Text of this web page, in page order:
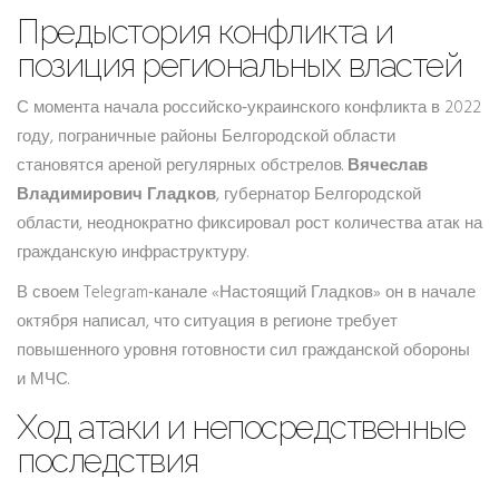
Предыстория конфликта и
позиция региональных властей
С момента начала российско‑украинского конфликта в 2022
году, пограничные районы Белгородской области
становятся ареной регулярных обстрелов. Вячеслав
Владимирович Гладков, губернатор Белгородской
области, неоднократно фиксировал рост количества атак на
гражданскую инфраструктуру.
В своем Telegram‑канале «Настоящий Гладков» он в начале
октября написал, что ситуация в регионе требует
повышенного уровня готовности сил гражданской обороны
и МЧС.
Ход атаки и непосредственные
последствия